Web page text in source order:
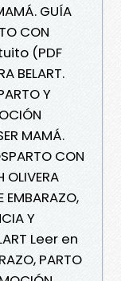
GUÍA
CON
(PDF
BELART.
Y
MAMÁ.
CON
OLIVERA
EMBARAZO,
Y
Leer en
PARTO